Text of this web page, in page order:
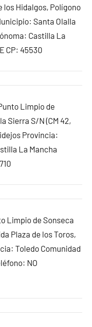
los Hidalgos, Polígono
Santa Olalla
Castilla La
CP: 45530
Limpio de
Sierra S/N (CM 42,
Provincia:
La Mancha
Limpio de Sonseca
Plaza de los Toros,
Toledo Comunidad
NO